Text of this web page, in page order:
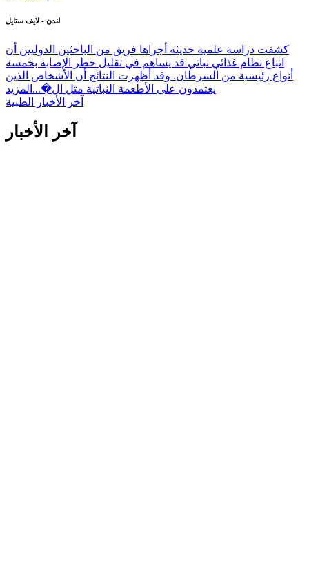
لندن - لايف ستايل
كشفت دراسة علمية حديثة أجراها فريق من الباحثين الدوليين أن
اتباع نظام غذائي نباتي قد يساهم في تقليل خطر الإصابة بخمسة
أنواع رئيسية من السرطان. وقد أظهرت النتائج أن الأشخاص الذين
يعتمدون على الأطعمة النباتية مثل ال�... المزيد
آخر الأخبار الطبية
آخر الأخبار